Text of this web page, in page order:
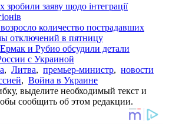
заяву щодо інтеграції
количество пострадавших
отключений в пятницу
и Рубио обсудили детали
с Украиной
, Литва, премьер-министр, новости
, Война в Украине
выделите необходимый текст и
сообщить об этом редакции.